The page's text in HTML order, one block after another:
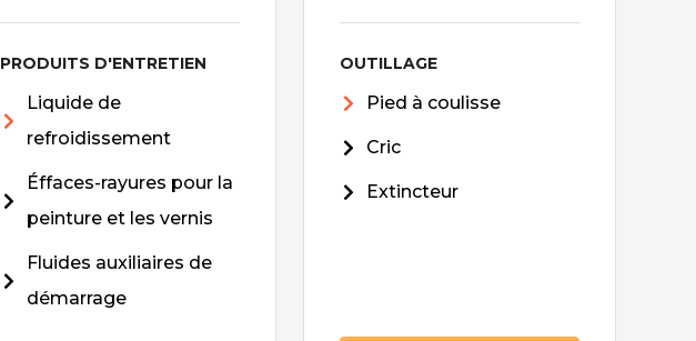
PRODUITS D'ENTRETIEN
Liquide de
refroidissement
Éffaces-rayures pour la
peinture et les vernis
Fluides auxiliaires de
démarrage
OUTILLAGE
Pied à coulisse
Cric
Extincteur